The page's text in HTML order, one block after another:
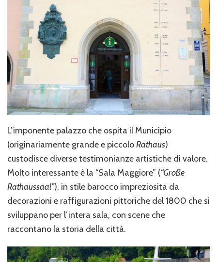
L’imponente palazzo che ospita il Municipio
(originariamente grande e piccoloRathaus)
custodisce diverse testimonianze artistiche di valore.
Molto interessante è la “Sala Maggiore” (“Große
Rathaussaal”), in stile barocco impreziosita da
decorazioni e raffigurazioni pittoriche del 1800 che si
sviluppano per l’intera sala, con scene che
raccontano la storia della città.